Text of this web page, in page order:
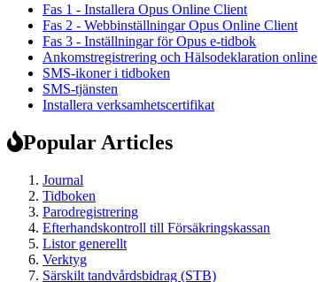
Fas 1 - Installera Opus Online Client
Fas 2 - Webbinställningar Opus Online Client
Fas 3 - Inställningar för Opus e-tidbok
Ankomstregistrering och Hälsodeklaration online
SMS-ikoner i tidboken
SMS-tjänsten
Installera verksamhetscertifikat
Popular Articles
Journal
Tidboken
Parodregistrering
Efterhandskontroll till Försäkringskassan
Listor generellt
Verktyg
Särskilt tandvårdsbidrag (STB)